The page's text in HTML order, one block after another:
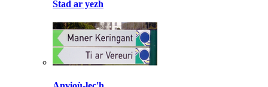
Stad ar yezh